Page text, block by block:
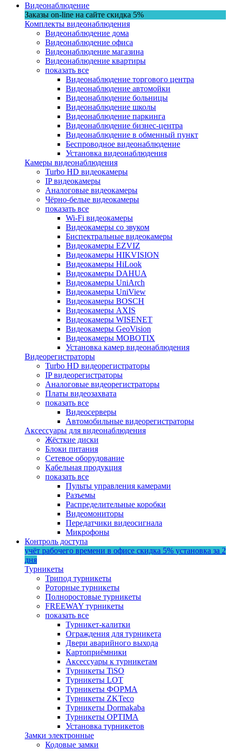
Видеонаблюдение
Заказы on-line на сaйте скидка 5%
Комплекты видеонаблюдения
Видеонаблюдение дома
Видеонаблюдение офиса
Видеонаблюдение магазина
Видеонаблюдение квартиры
показать все
Видеонаблюдение торгового центра
Видеонаблюдение автомойки
Видеонаблюдение больницы
Видеонаблюдение школы
Видеонаблюдение паркинга
Видеонаблюдение бизнес-центра
Видеонаблюдение в обменный пункт
Беспроводное видеонаблюдение
Установка видеонаблюдения
Камеры видеонаблюдения
Turbo HD видеокамеры
IP видеокамеры
Аналоговые видеокамеры
Чёрно-белые видеокамеры
показать все
Wi-Fi видеокамеры
Видеокамеры со звуком
Биспектральные видеокамеры
Видеокамеры EZVIZ
Видеокамеры HIKVISION
Видеокамеры HiLook
Видеокамеры DAHUA
Видеокамеры UniArch
Видеокамеры UniView
Видеокамеры BOSCH
Видеокамеры AXIS
Видеокамеры WISENET
Видеокамеры GeoVision
Видеокамеры MOBOTIX
Установка камер видеонаблюдения
Видеорегистраторы
Turbo HD видеорегистраторы
IP видеорегистраторы
Аналоговые видеорегистраторы
Платы видеозахвата
показать все
Видеосерверы
Автомобильные видеорегистраторы
Аксессуары для видеонаблюдения
Жёсткие диски
Блоки питания
Сетевое оборудование
Кабельная продукция
показать все
Пульты управления камерами
Разъемы
Распределительные коробки
Видеомониторы
Передатчики видеосигнала
Микрофоны
Контроль доступа
учёт рабочего времени в офисе скидка 5% установка за 2
дня
Турникеты
Трипод турникеты
Роторные турникеты
Полноростовые турникеты
FREEWAY турникеты
показать все
Турникет-калитки
Ограждения для турникета
Двери аварийного выхода
Картоприёмники
Аксессуары к турникетам
Турникеты TiSO
Турникеты LOT
Турникеты ФОРМА
Турникеты ZKTeco
Турникеты Dormakaba
Турникеты OPTIMA
Установка турникетов
Замки электронные
Кодовые замки